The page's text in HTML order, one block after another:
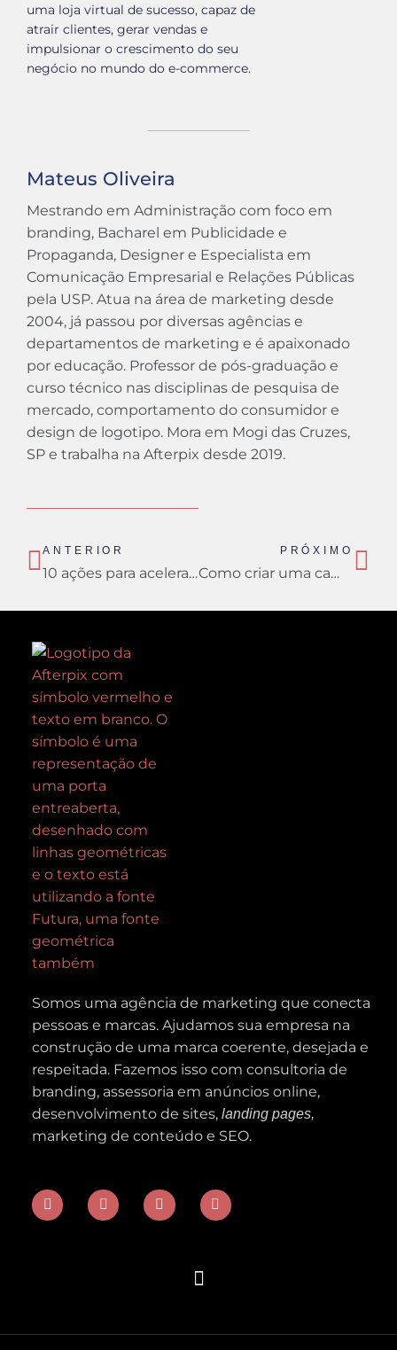
uma loja virtual de sucesso, capaz de
atrair clientes, gerar vendas e
impulsionar o crescimento do seu
negócio no mundo do e-commerce.
Mateus Oliveira
Mestrando em Administração com foco em
branding, Bacharel em Publicidade e
Propaganda, Designer e Especialista em
Comunicação Empresarial e Relações Públicas
pela USP. Atua na área de marketing desde
2004, já passou por diversas agências e
departamentos de marketing e é apaixonado
por educação. Professor de pós-graduação e
curso técnico nas disciplinas de pesquisa de
mercado, comportamento do consumidor e
design de logotipo. Mora em Mogi das Cruzes,
SP e trabalha na Afterpix desde 2019.
Prev
ANTERIOR
10 ações para acelerar seus resultados no marketing
PRÓXIMO
Como criar uma campanha de geração de leads com material para download
Somos uma agência de marketing que conecta
pessoas e marcas. Ajudamos sua empresa na
construção de uma marca coerente, desejada e
respeitada. Fazemos isso com consultoria de
branding, assessoria em anúncios online,
desenvolvimento de sites, landing pages,
marketing de conteúdo e SEO.
n
s
t
i
n
k
o
u
t
a
c
e